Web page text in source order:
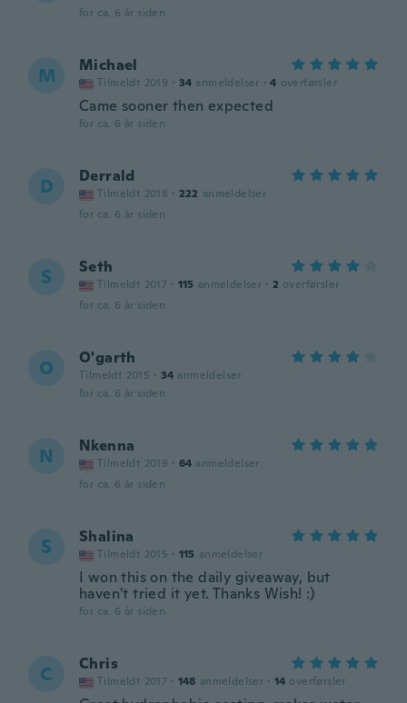
for ca. 6 år siden
M Michael
Tilmeldt 2019 · 34 anmeldelser · 4 overførsler
Came sooner then expected
for ca. 6 år siden
D Derrald
Tilmeldt 2018 · 222 anmeldelser
for ca. 6 år siden
S Seth
Tilmeldt 2017 · 115 anmeldelser · 2 overførsler
for ca. 6 år siden
O O'garth
Tilmeldt 2015 · 34 anmeldelser
for ca. 6 år siden
N Nkenna
Tilmeldt 2019 · 64 anmeldelser
for ca. 6 år siden
S Shalina
Tilmeldt 2015 · 115 anmeldelser
I won this on the daily giveaway, but
haven't tried it yet. Thanks Wish! :)
for ca. 6 år siden
C Chris
Tilmeldt 2017 · 148 anmeldelser · 14 overførsler